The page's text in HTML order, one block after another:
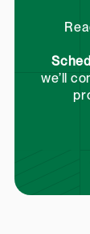
we’ll